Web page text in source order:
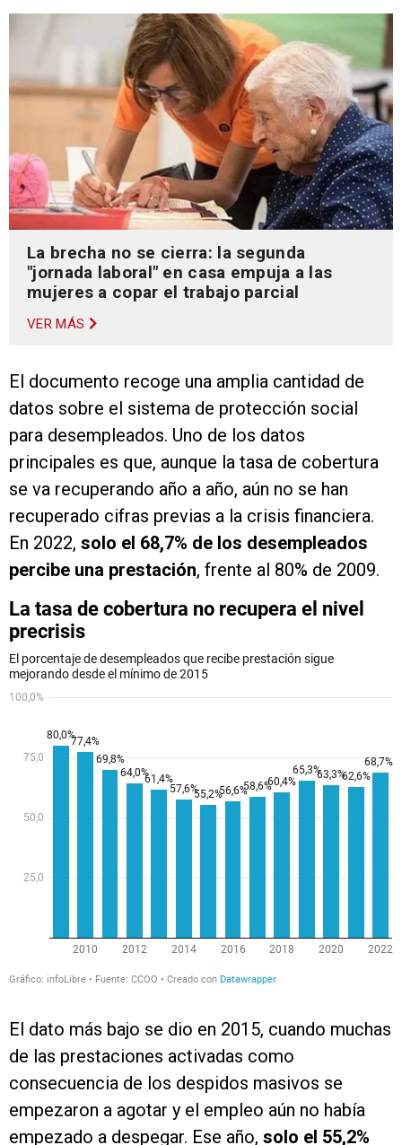
La brecha no se cierra: la segunda
"jornada laboral" en casa empuja a las
mujeres a copar el trabajo parcial
VER MÁS
El documento recoge una amplia cantidad de
datos sobre el sistema de protección social
para desempleados. Uno de los datos
principales es que, aunque la tasa de cobertura
se va recuperando año a año, aún no se han
recuperado cifras previas a la crisis financiera.
En 2022, solo el 68,7% de los desempleados
percibe una prestación, frente al 80% de 2009.
El dato más bajo se dio en 2015, cuando muchas
de las prestaciones activadas como
consecuencia de los despidos masivos se
empezaron a agotar y el empleo aún no había
empezado a despegar. Ese año, solo el 55,2%